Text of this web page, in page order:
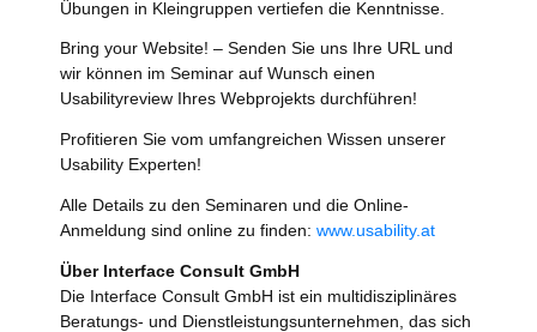
Übungen in Kleingruppen vertiefen die Kenntnisse.
Bring your Website! – Senden Sie uns Ihre URL und
wir können im Seminar auf Wunsch einen
Usabilityreview Ihres Webprojekts durchführen!
Profitieren Sie vom umfangreichen Wissen unserer
Usability Experten!
Alle Details zu den Seminaren und die Online-
Anmeldung sind online zu finden: www.usability.at
Über Interface Consult GmbH
Die Interface Consult GmbH ist ein multidisziplinäres
Beratungs- und Dienstleistungsunternehmen, das sich